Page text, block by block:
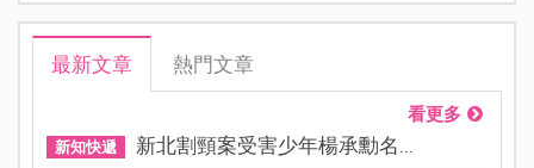
最新文章 熱門文章
看更多
新知快遞 新北割頸案受害少年楊承勳名...